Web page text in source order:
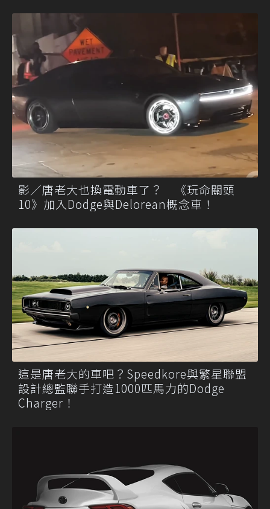
影／唐老大也換電動車了？ 《玩命關頭
10》加入Dodge與Delorean概念車！
這是唐老大的車吧？Speedkore與繁星聯盟
設計總監聯手打造1000匹馬力的Dodge
Charger！